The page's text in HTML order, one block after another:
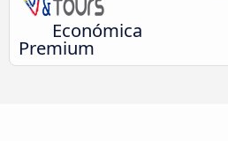
Económica
Premium